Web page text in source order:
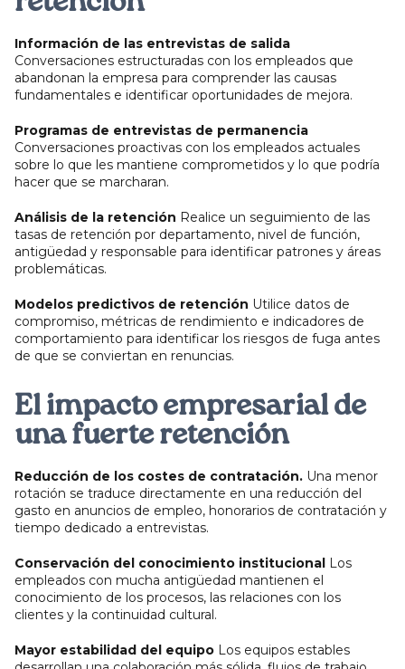
Información de las entrevistas de salida
Conversaciones estructuradas con los empleados que
abandonan la empresa para comprender las causas
fundamentales e identificar oportunidades de mejora.
Programas de entrevistas de permanencia
Conversaciones proactivas con los empleados actuales
sobre lo que les mantiene comprometidos y lo que podría
hacer que se marcharan.
Análisis de la retención Realice un seguimiento de las
tasas de retención por departamento, nivel de función,
antigüedad y responsable para identificar patrones y áreas
problemáticas.
Modelos predictivos de retención Utilice datos de
compromiso, métricas de rendimiento e indicadores de
comportamiento para identificar los riesgos de fuga antes
de que se conviertan en renuncias.
El impacto empresarial de
una fuerte retención
Reducción de los costes de contratación. Una menor
rotación se traduce directamente en una reducción del
gasto en anuncios de empleo, honorarios de contratación y
tiempo dedicado a entrevistas.
Conservación del conocimiento institucional Los
empleados con mucha antigüedad mantienen el
conocimiento de los procesos, las relaciones con los
clientes y la continuidad cultural.
Mayor estabilidad del equipo Los equipos estables